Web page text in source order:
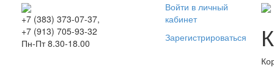
+7 (383) 373-07-37,
+7 (913) 705-93-32
Пн-Пт 8.30-18.00
Войти в личный
кабинет
Зарегистрироваться